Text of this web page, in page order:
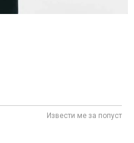
Извести ме за попуст